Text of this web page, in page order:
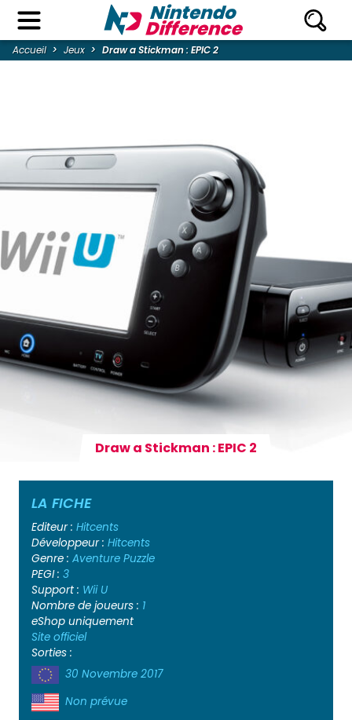
Accueil Jeux Draw a Stickman : EPIC 2
Draw a Stickman : EPIC 2
LA FICHE
Editeur : Hitcents
Développeur : Hitcents
Genre : Aventure Puzzle
PEGI : 3
Support : Wii U
Nombre de joueurs : 1
eShop uniquement
Site officiel
Sorties :
30 Novembre 2017
Non prévue